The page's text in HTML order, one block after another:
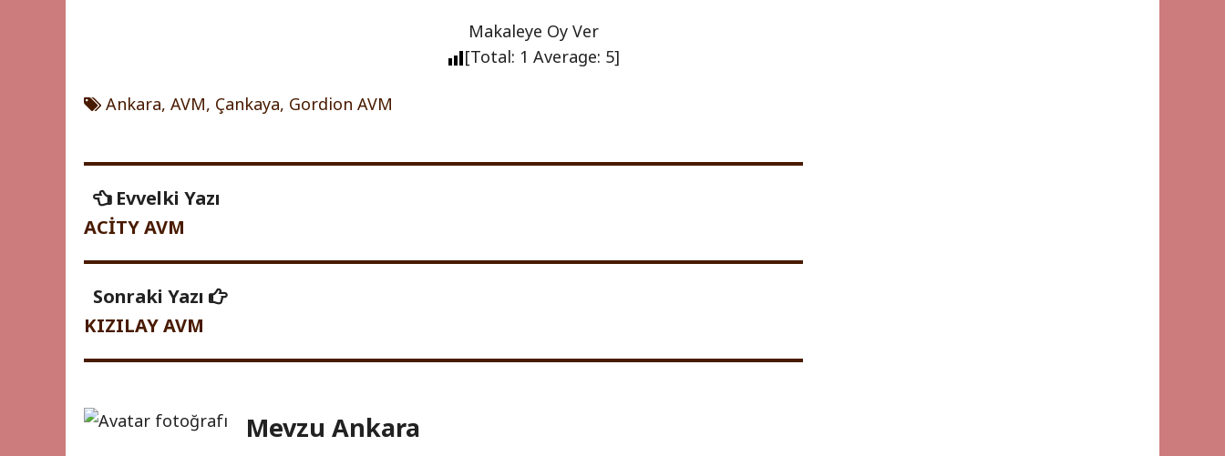
Makaleye Oy Ver
[Total: 1 Average: 5]
Ankara, AVM, Çankaya, Gordion AVM
Yazı
gezinmesi
Evvelki Yazı
ACİTY AVM
Sonraki Yazı
Sonraki
KIZILAY AVM
Mevzu Ankara